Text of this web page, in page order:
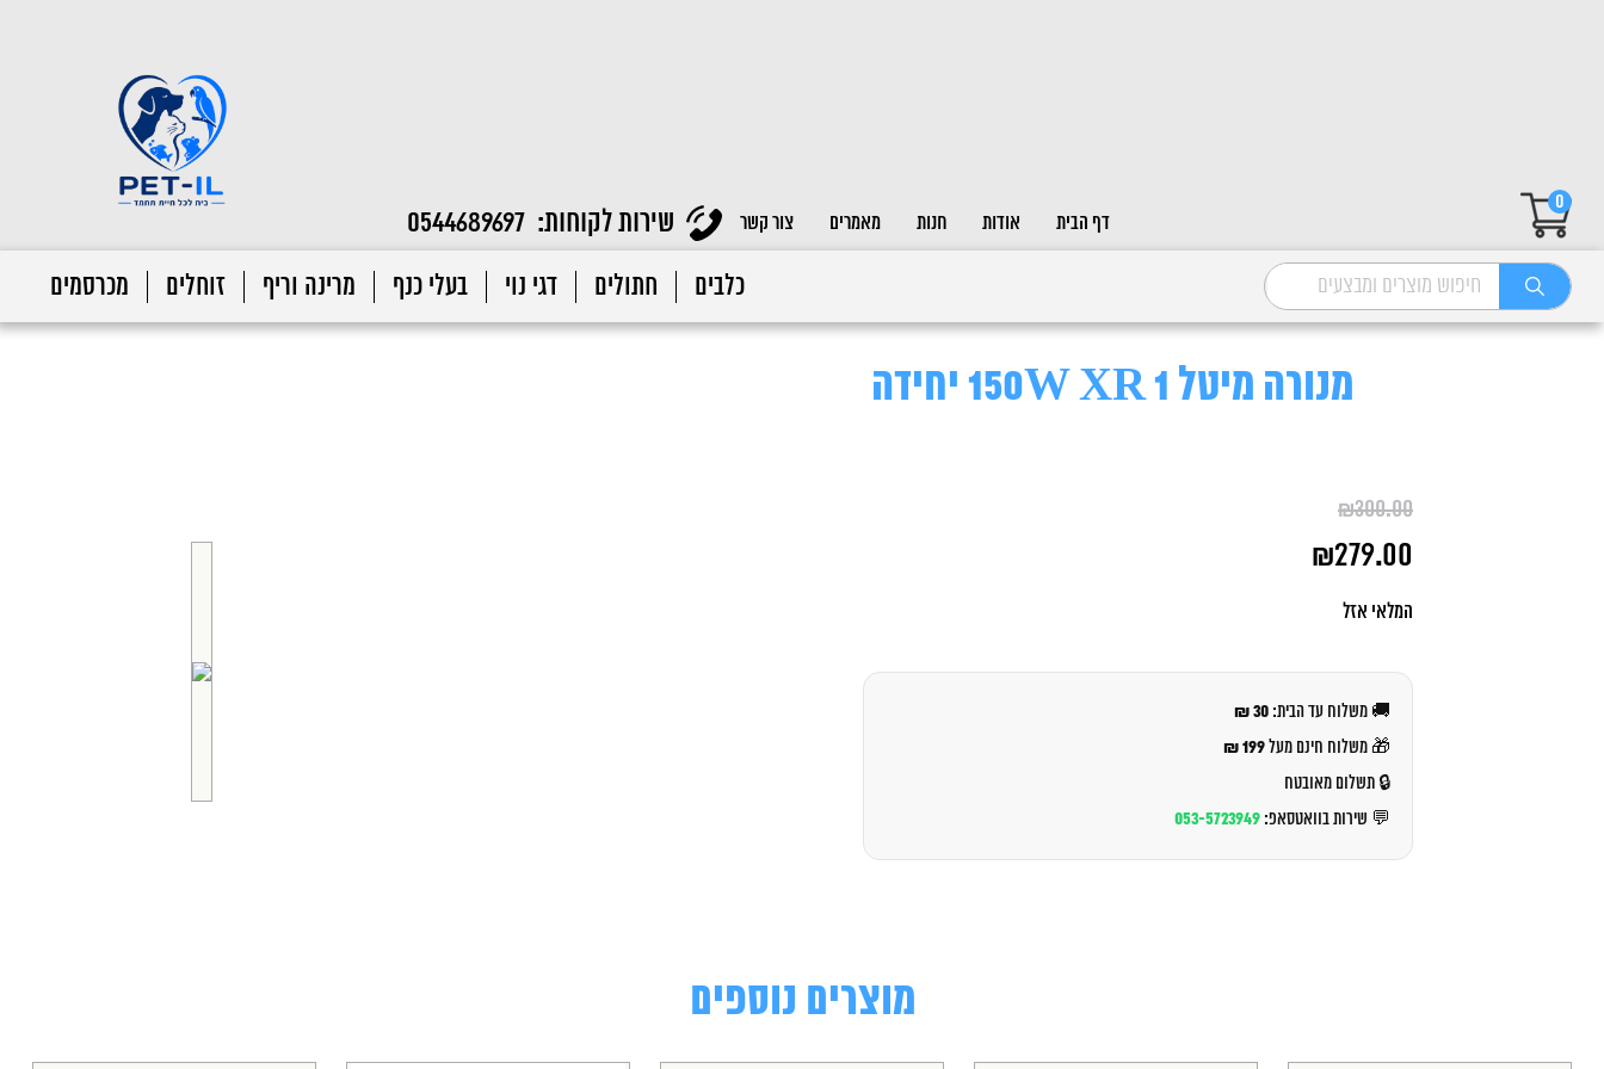
0
דף הבית
אודות חנות מאמרים צור קשר שירות לקוחות: 0544689697
כלבים חתולים דגי נוי בעלי כנף מרינה וריף זוחלים מכרסמים
מנורה מיטל 150W XR 1 יחידה
₪300.00
המקורי
₪300.00.
₪279.00
הנוכחי
המלאי אזל
🚚 משלוח עד הבית: 30 ₪
🎁 משלוח חינם מעל199 ₪
🔒 תשלום מאובטח
💬 שירות בוואטסאפ: 053-5723949
מוצרים נוספים